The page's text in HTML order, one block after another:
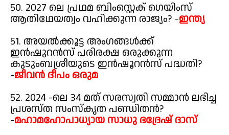
50. 2027 ലെ പ്രഥമ ബിംസ്റ്റെക് ഗെയിംസ്
ആതിഥേയത്വം വഹിക്കുന്ന രാജ്യം? -ഇന്ത്യ
51. അയൽക്കൂട്ട അംഗങ്ങൾക്ക്
ഇൻഷുറൻസ് പരിരക്ഷ ഒരുക്കുന്ന
കുടുംബശ്രീയുടെ ഇൻഷൂറൻസ് പദ്ധതി?
-ജീവൻ ദീപം ഒരുമ
52. 2024 -ലെ 34 മത് സരസ്വതി സമ്മാൻ ലഭിച്ച
പ്രശസ്ത സംസ്കൃത പണ്ഡിതൻ?
-മഹാമഹോപാധ്യായ സാധു ഭദ്രേഷ് ദാസ്